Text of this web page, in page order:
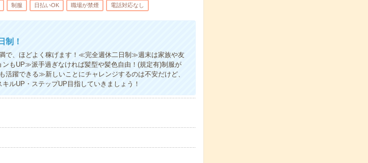
制服 日払いOK 職場が禁煙 電話対応なし
制！
で、ほどよく稼げます！≪完全週休二日制≫週末は家族や友
もUP≫派手過ぎなければ髪型や髪色自由！(規定有)制服が
躍できる≫新しいことにチャレンジするのは不安だけど、
ルUP・ステップUP目指していきましょう！